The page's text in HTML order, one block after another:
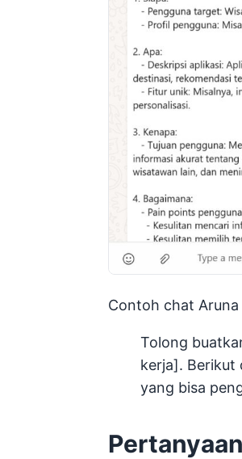
Contoh chat Aruna
Tolong
kerja]. Berikut
yang bisa